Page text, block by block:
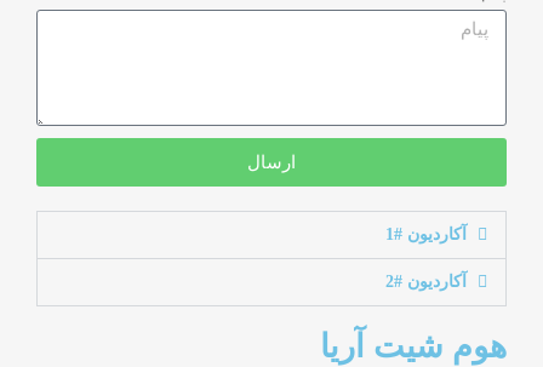
ارسال
آکاردیون #1
آکاردیون #2
هوم شیت آریا